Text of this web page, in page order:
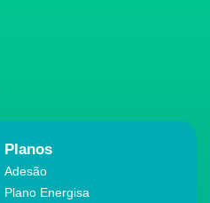
Planos
Adesão
Plano Energisa